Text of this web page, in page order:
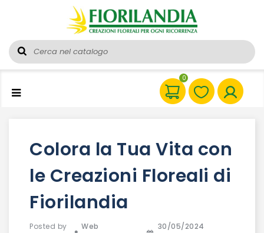
0
Colora la Tua Vita con
le Creazioni Floreali di
Fiorilandia
Posted by
Web
30/05/2024